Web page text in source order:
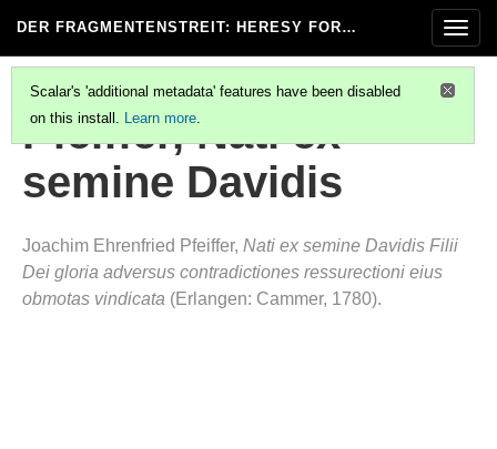
DER FRAGMENTENSTREIT: HERESY FOR…
Scalar's 'additional metadata' features have been disabled
on this install. Learn more.
Pfeiffer, Nati ex
semine Davidis
Joachim Ehrenfried Pfeiffer, Nati ex semine Davidis Filii
Dei gloria adversus contradictiones ressurectioni eius
obmotas vindicata (Erlangen: Cammer, 1780).